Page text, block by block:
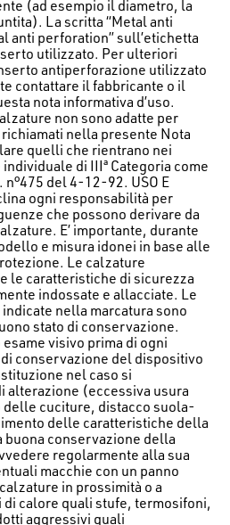
(ad esempio il diametro, la
La scritta “Metal anti
anti perforation” sull’etichetta
utilizzato. Per ulteriori
antiperforazione utilizzato
contattare il fabbricante o il
nota informativa d’uso.
non sono adatte per
nella presente Nota
quelli che rientrano nei
di IIIª Categoria come
del 4-12-92. USO E
ogni responsabilità per
che possono derivare da
E’ importante, durante
e misura idonei in base alle
Le calzature
le caratteristiche di sicurezza
indossate e allacciate. Le
nella marcatura sono
stato di conservazione.
visivo prima di ogni
conservazione del dispositivo
nel caso si
alterazione (eccessiva usura
cuciture, distacco suola-
delle caratteristiche della
conservazione della
regolarmente alla sua
macchie con un panno
in prossimità o a
calore quali stufe, termosifoni,
aggressivi quali